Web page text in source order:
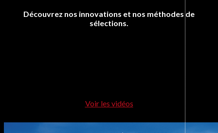
Découvrez nos innovations et nos méthodes de
sélections.
Voir les vidéos